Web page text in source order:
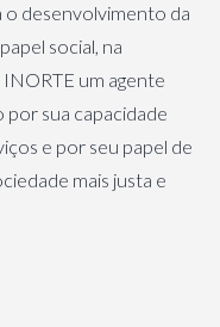
desenvolvimento da
social, na
um agente
sua capacidade
e por seu papel de
mais justa e